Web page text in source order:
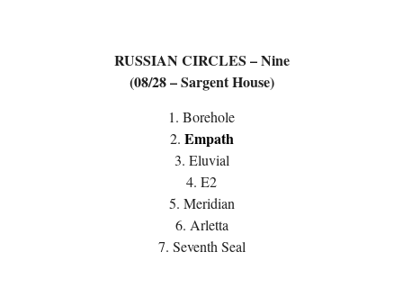
RUSSIAN CIRCLES – Nine
(08/28 – Sargent House)
1. Borehole
2. Empath
3. Eluvial
4. E2
5. Meridian
6. Arletta
7. Seventh Seal